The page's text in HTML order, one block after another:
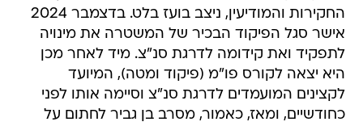
החקירות והמודיעין, ניצב בועז בלט. בדצמבר 2024
אישר סגל הפיקוד הבכיר של המשטרה את מינויה
לתפקיד ואת קידומה לדרגת סנ"צ. מיד לאחר מכן
היא יצאה לקורס פו"מ (פיקוד ומטה), המיועד
לקצינים המועמדים לדרגת סנ"צ וסיימה אותו לפני
כחודשיים, ומאז, כאמור, מסרב בן גביר לחתום על